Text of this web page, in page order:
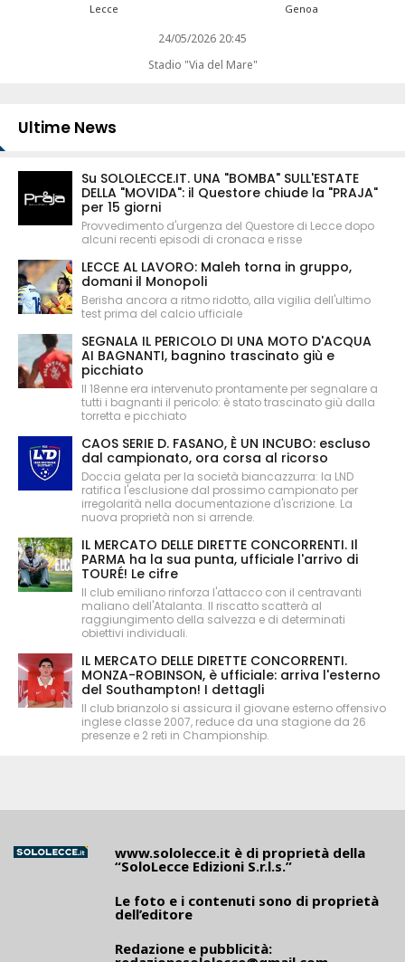
Lecce Genoa
24/05/2026 20:45
Stadio "Via del Mare"
Ultime News
Su SOLOLECCE.IT. UNA "BOMBA" SULL'ESTATE
DELLA "MOVIDA": il Questore chiude la "PRAJA"
per 15 giorni
Provvedimento d'urgenza del Questore di Lecce dopo
alcuni recenti episodi di cronaca e risse
LECCE AL LAVORO: Maleh torna in gruppo,
domani il Monopoli
Berisha ancora a ritmo ridotto, alla vigilia dell'ultimo
test prima del calcio ufficiale
SEGNALA IL PERICOLO DI UNA MOTO D'ACQUA
AI BAGNANTI, bagnino trascinato giù e
picchiato
Il 18enne era intervenuto prontamente per segnalare a
tutti i bagnanti il pericolo: è stato trascinato giù dalla
torretta e picchiato
CAOS SERIE D. FASANO, È UN INCUBO: escluso
dal campionato, ora corsa al ricorso
Doccia gelata per la società biancazzurra: la LND
ratifica l'esclusione dal prossimo campionato per
irregolarità nella documentazione d'iscrizione. La
nuova proprietà non si arrende.
IL MERCATO DELLE DIRETTE CONCORRENTI. Il
PARMA ha la sua punta, ufficiale l'arrivo di
TOURÉ! Le cifre
Il club emiliano rinforza l'attacco con il centravanti
maliano dell'Atalanta. Il riscatto scatterà al
raggiungimento della salvezza e di determinati
obiettivi individuali.
IL MERCATO DELLE DIRETTE CONCORRENTI.
MONZA-ROBINSON, è ufficiale: arriva l'esterno
del Southampton! I dettagli
Il club brianzolo si assicura il giovane esterno offensivo
inglese classe 2007, reduce da una stagione da 26
presenze e 2 reti in Championship.
www.sololecce.it è di proprietà della
“SoloLecce Edizioni S.r.l.s.”
Le foto e i contenuti sono di proprietà
dell’editore
Redazione e pubblicità: